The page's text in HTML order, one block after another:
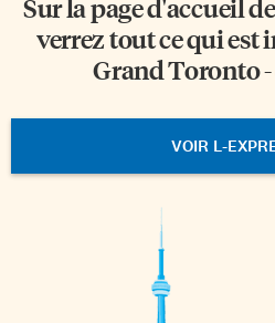
Sur la page d'accueil
verrez tout ce qui est
Grand Toronto
VOIR L-